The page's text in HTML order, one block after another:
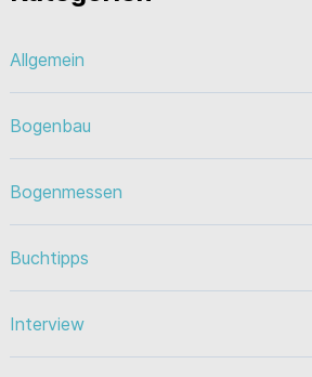
Allgemein
Bogenbau
Bogenmessen
Buchtipps
Interview